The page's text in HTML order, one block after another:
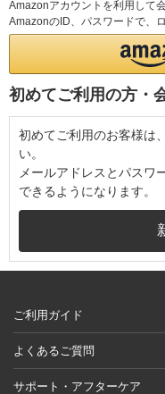
Amazonアカウントを利用して
AmazonのID、パスワードで、
初めてご利用の方・
初めてご利用のお客様は
い。
メールアドレスとパスワ
できるようになります。
ご利用ガイド
よくあるご質問
サポート・アフターケア